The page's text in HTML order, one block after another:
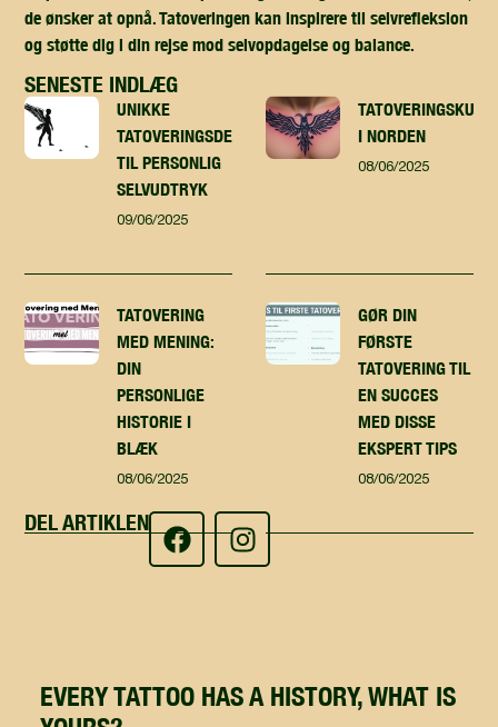
de ønsker at opnå. Tatoveringen kan inspirere til selvrefleksion
og støtte dig i din rejse mod selvopdagelse og balance.
SENESTE INDLÆG
UNIKKE
TATOVERINGSDESIGN
TIL PERSONLIG
SELVUDTRYK
09/06/2025
TATOVERINGSKUNST
I NORDEN
08/06/2025
TATOVERING
MED MENING:
DIN
PERSONLIGE
HISTORIE I
BLÆK
08/06/2025
GØR DIN
FØRSTE
TATOVERING TIL
EN SUCCES
MED DISSE
EKSPERT TIPS
08/06/2025
DEL ARTIKLEN
EVERY TATTOO HAS A HISTORY, WHAT IS